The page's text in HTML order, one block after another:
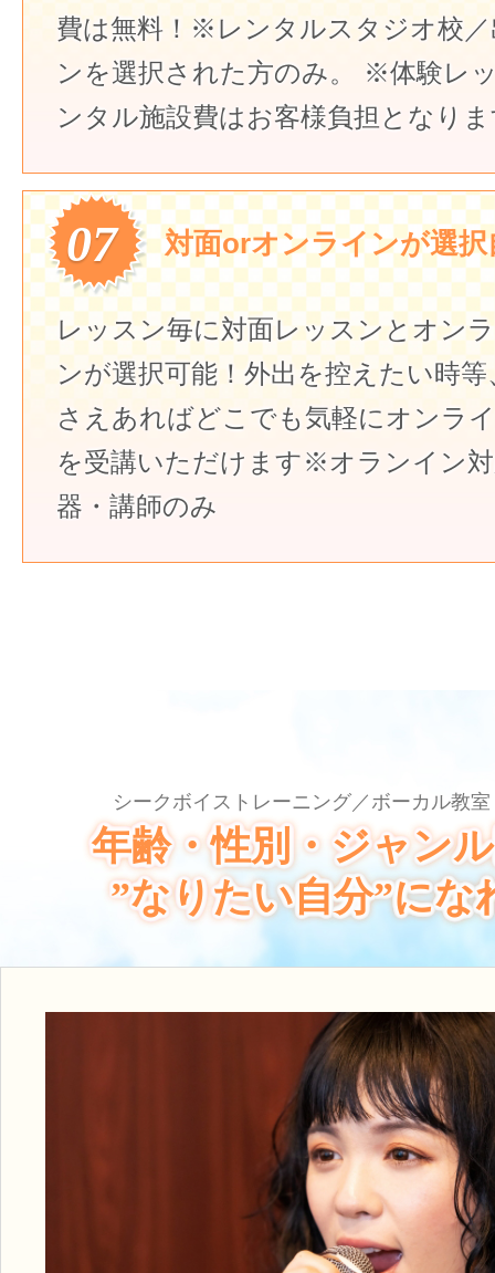
費は無料！ ※レンタルスタジオ校
ンを選択された方のみ。
※体験レ
ンタル施設費はお客様負担となり
07 対面orオンラインが選択
レッスン毎に対面レッスンとオン
ンが選択可能！外出を控えたい時
さえあればどこでも気軽にオンラ
を受講いただけます※オランイン
器・講師のみ
シークボイストレーニング／ボーカル教
年齢・性別・ジャン
”なりたい自分”にな